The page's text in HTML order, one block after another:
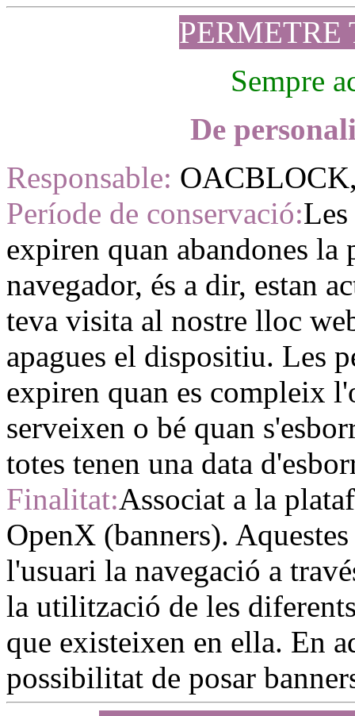
PERMETRE
Sempre
De
Responsable:
Període de conservació:Les
expiren quan abandones la
navegador, és a dir, estan
teva visita al nostre lloc
apagues el dispositiu. Les
expiren quan es compleix
serveixen o bé quan
totes tenen una data
Finalitat:Associat a la
OpenX (banners).
l'usuari la navegació a
la utilització de les
que existeixen en ella. En
possibilitat de posar